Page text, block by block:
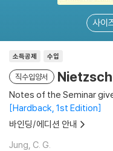
사이
소득공제 수입
직수입양서
Notes of the Seminar
Hardback, 1st Edition
바인딩/에디션 안내
Jung, C. G.